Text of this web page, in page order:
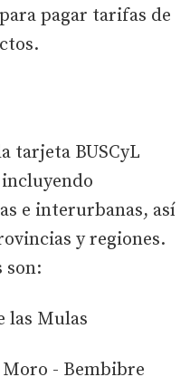
pagar tarifas de
tarjeta BUSCyL
e interurbanas, así
y regiones.
son:
las Mulas
- Bembibre